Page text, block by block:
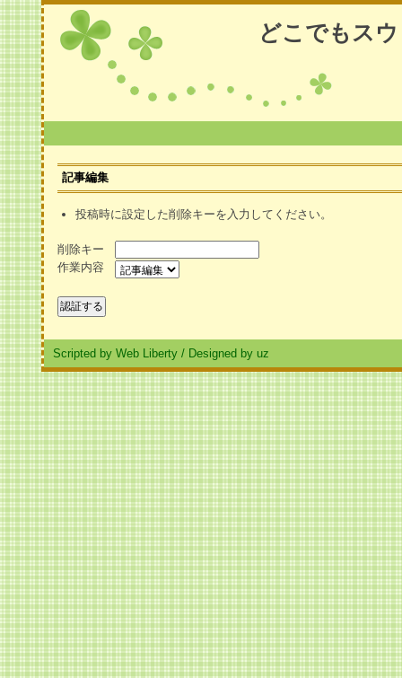
どこでもス
記事編集
投稿時に設定した削除キーを入力してください。
削除キー
作業内容
Scripted by Web Liberty / Designed by uz